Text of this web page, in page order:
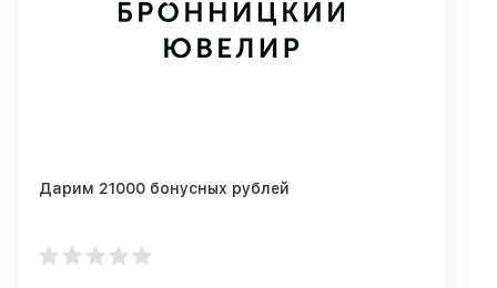
Дарим 21000 бонусных рублей